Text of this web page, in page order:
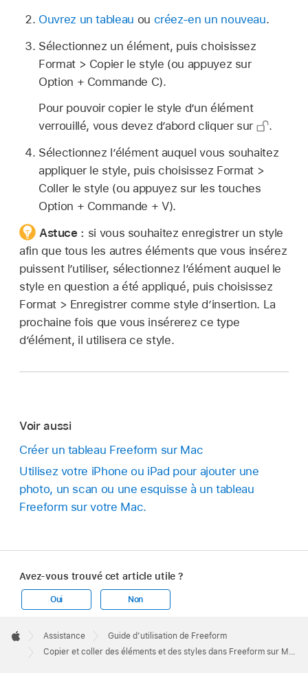
Ouvrez un tableau ou créez-en un nouveau.
Sélectionnez un élément, puis choisissez
Format > Copier le style (ou appuyez sur
Option + Commande C).
Pour pouvoir copier le style d’un élément
verrouillé, vous devez d’abord cliquer sur
.
Sélectionnez l’élément auquel vous souhaitez
appliquer le style, puis choisissez Format >
Coller le style (ou appuyez sur les touches
Option + Commande + V).
Astuce : si vous souhaitez enregistrer un style
afin que tous les autres éléments que vous insérez
puissent l’utiliser, sélectionnez l’élément auquel le
style en question a été appliqué, puis choisissez
Format > Enregistrer comme style d’insertion. La
prochaine fois que vous insérerez ce type
d’élément, il utilisera ce style.
Voir aussi
Créer un tableau Freeform sur Mac
Utilisez votre iPhone ou iPad pour ajouter une
photo, un scan ou une esquisse à un tableau
Freeform sur votre Mac.
Avez-vous trouvé cet article utile ?
Oui Non
Footer

Apple
Assistance
Guide d’utilisation de Freeform
Copier et coller des éléments et des styles dans Freeform sur Mac